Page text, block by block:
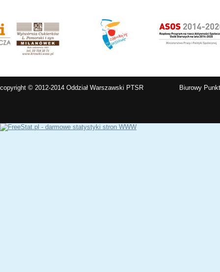
copyright © 2012-2014 Oddział Warszawski PTSR Biurowy